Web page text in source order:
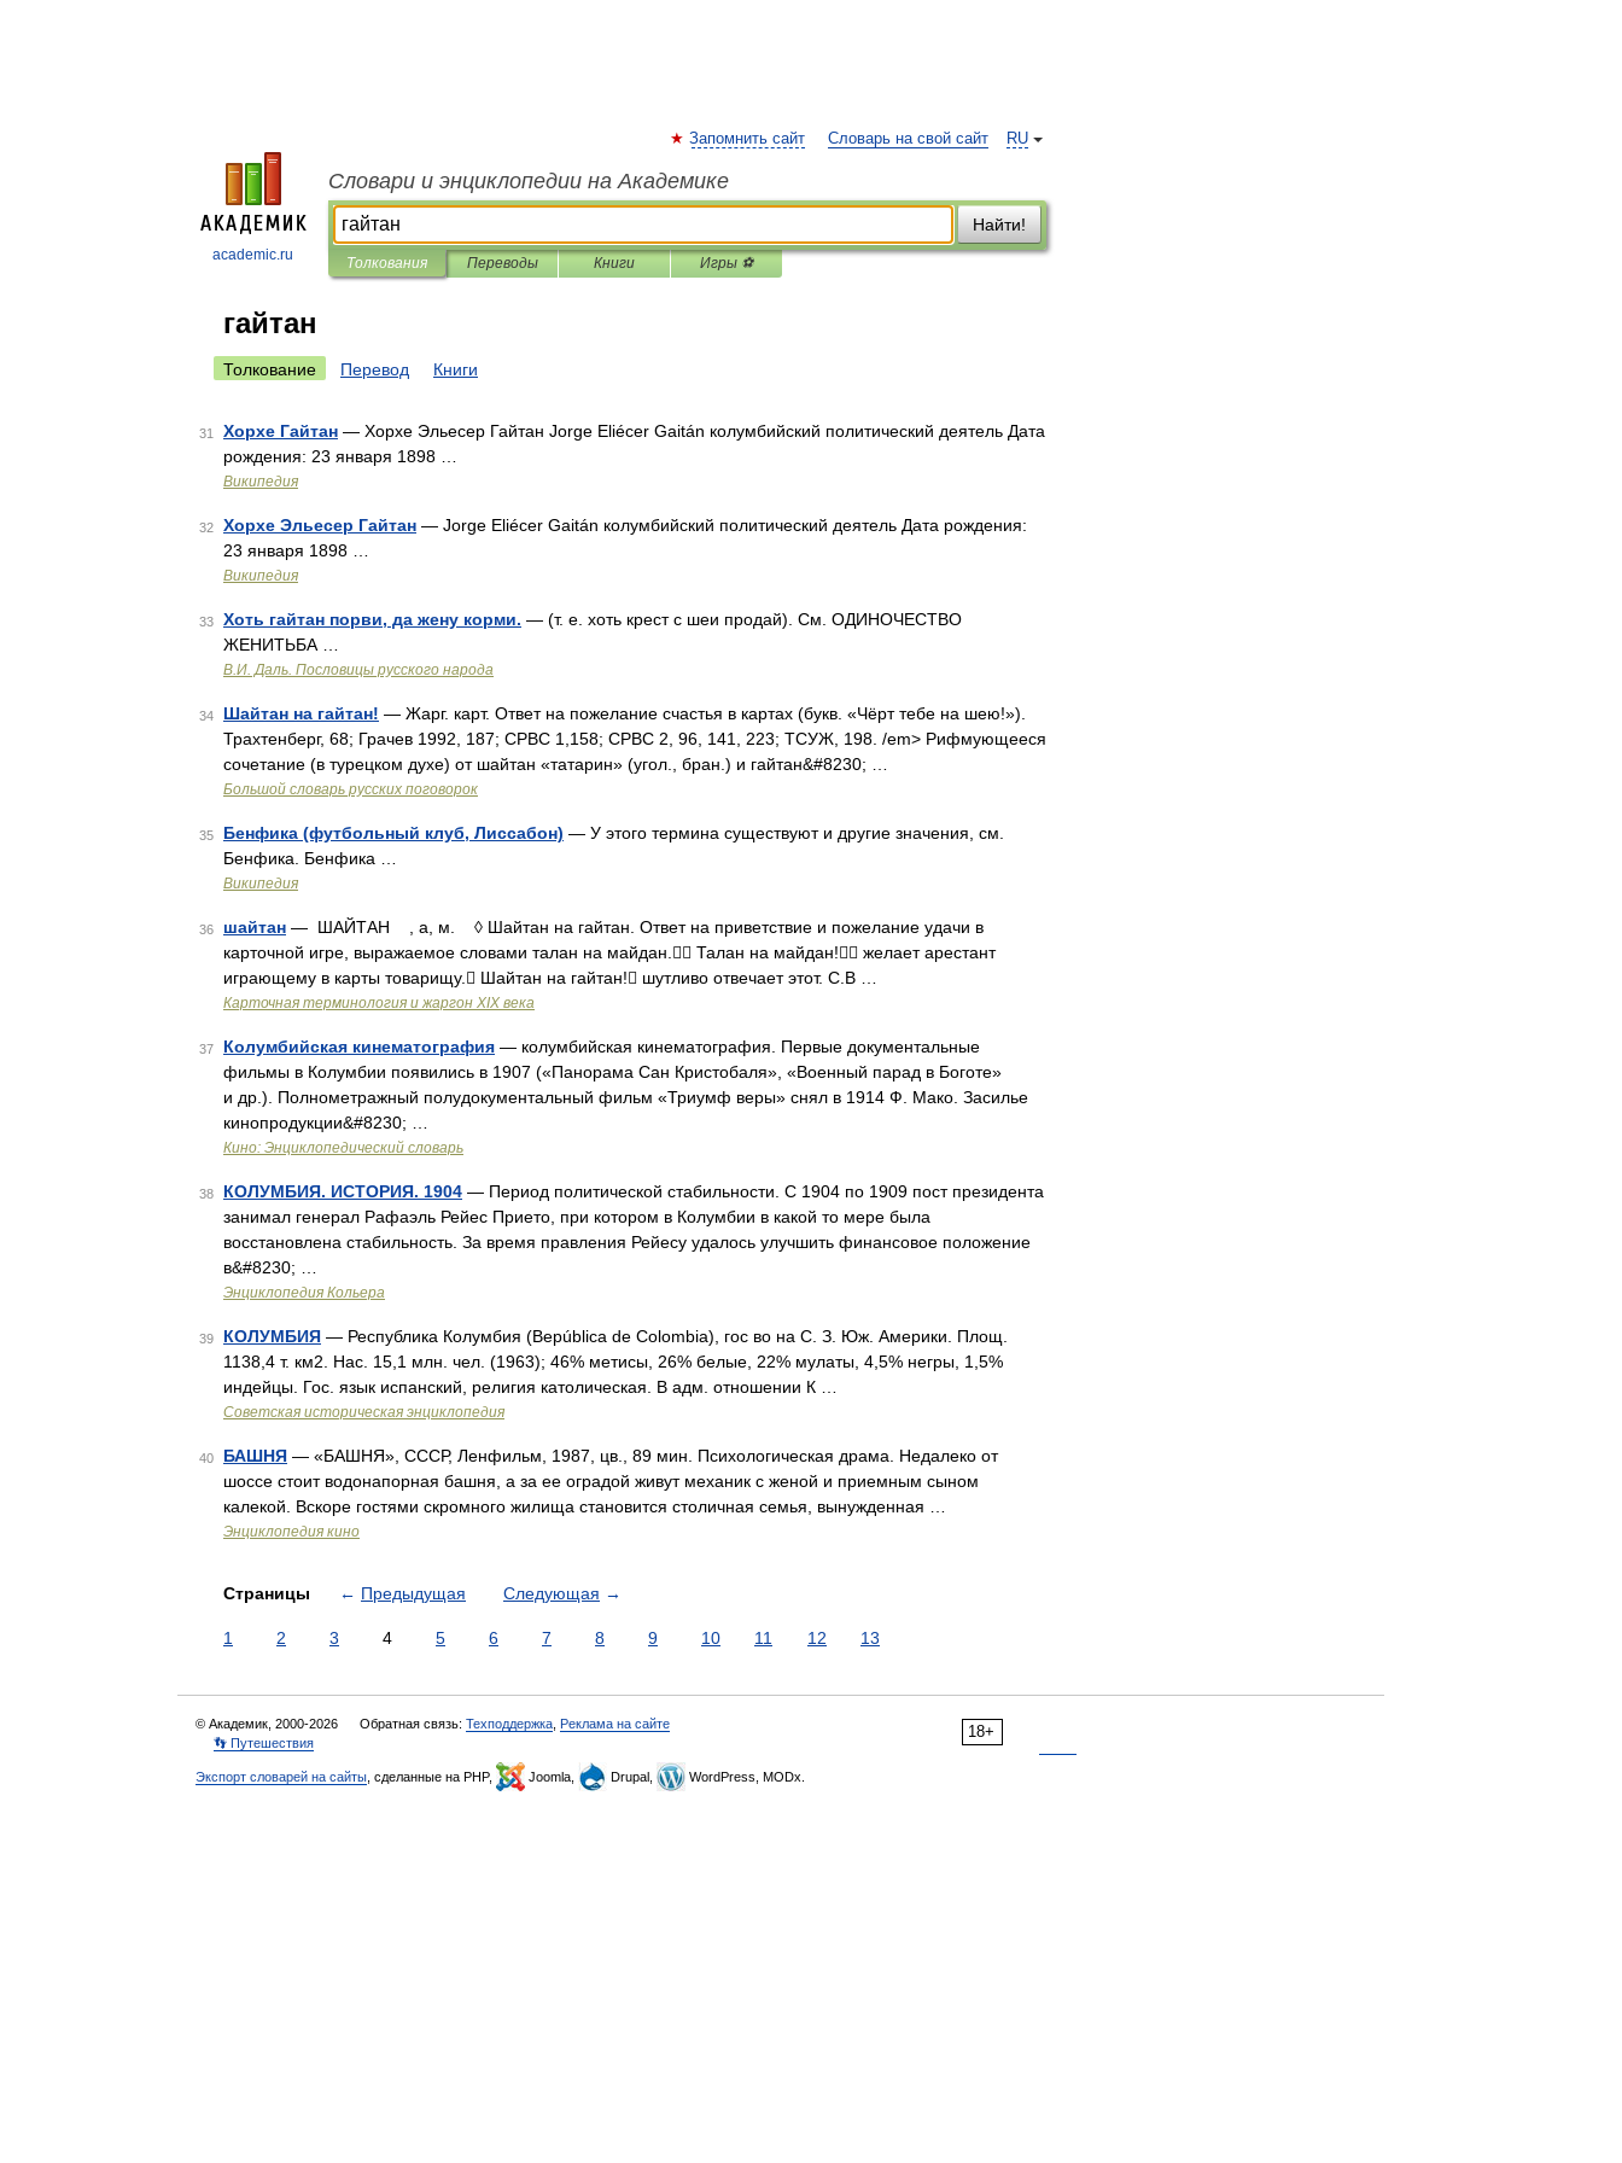
academic.ru
RU
Запомнить сайт Словарь на свой сайт
Словари и энциклопедии на Академике
Найти!
Толкования Переводы Книги Игры ⚽
гайтан
Толкование Перевод Книги
31 Хорхе Гайтан — Хорхе Эльесер Гайтан Jorge Eliécer Gaitán колумбийский политический деятель Дата
рождения: 23 января 1898 …
Википедия
32 Хорхе Эльесер Гайтан — Jorge Eliécer Gaitán колумбийский политический деятель Дата рождения:
23 января 1898 …
Википедия
33 Хоть гайтан порви, да жену корми. — (т. е. хоть крест с шеи продай). См. ОДИНОЧЕСТВО
ЖЕНИТЬБА …
В.И. Даль. Пословицы русского народа
34 Шайтан на гайтан! — Жарг. карт. Ответ на пожелание счастья в картах (букв. «Чёрт тебе на шею!»).
Трахтенберг, 68; Грачев 1992, 187; СРВС 1,158; СРВС 2, 96, 141, 223; ТСУЖ, 198. /em> Рифмующееся
сочетание (в турецком духе) от шайтан «татарин» (угол., бран.) и гайтан&#8230; …
Большой словарь русских поговорок
35 Бенфика (футбольный клуб, Лиссабон) — У этого термина существуют и другие значения, см.
Бенфика. Бенфика …
Википедия
36 шайтан — ШАЙТАН , а, м. ◊ Шайтан на гайтан. Ответ на приветствие и пожелание удачи в
карточной игре, выражаемое словами талан на майдан. Талан на майдан! желает арестант
играющему в карты товарищу. Шайтан на гайтан! шутливо отвечает этот. С.В …
Карточная терминология и жаргон XIX века
37 Колумбийская кинематография — колумбийская кинематография. Первые документальные
фильмы в Колумбии появились в 1907 («Панорама Сан Кристобаля», «Военный парад в Боготе»
и др.). Полнометражный полудокументальный фильм «Триумф веры» снял в 1914 Ф. Мако. Засилье
кинопродукции&#8230; …
Кино: Энциклопедический словарь
38 КОЛУМБИЯ. ИСТОРИЯ. 1904 — Период политической стабильности. С 1904 по 1909 пост президента
занимал генерал Рафаэль Рейес Прието, при котором в Колумбии в какой то мере была
восстановлена стабильность. За время правления Рейесу удалось улучшить финансовое положение
в&#8230; …
Энциклопедия Кольера
39 КОЛУМБИЯ — Республика Колумбия (Bepública de Colombia), гос во на С. З. Юж. Америки. Площ.
1138,4 т. км2. Нас. 15,1 млн. чел. (1963); 46% метисы, 26% белые, 22% мулаты, 4,5% негры, 1,5%
индейцы. Гос. язык испанский, религия католическая. В адм. отношении К …
Советская историческая энциклопедия
40 БАШНЯ — «БАШНЯ», СССР, Ленфильм, 1987, цв., 89 мин. Психологическая драма. Недалеко от
шоссе стоит водонапорная башня, а за ее оградой живут механик с женой и приемным сыном
калекой. Вскоре гостями скромного жилища становится столичная семья, вынужденная …
Энциклопедия кино
Страницы ← Предыдущая Следующая →
1 2 3 4 5 6 7 8 9 10 11 12 13
18+
© Академик, 2000-2026 Обратная связь: Техподдержка Реклама на сайте
👣 Путешествия
Экспорт словарей на сайты , сделанные на PHP, Joomla, Drupal, WordPress, MODx.